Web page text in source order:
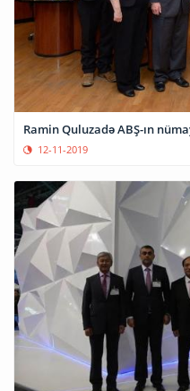
Ramin Quluzadə ABŞ-ın
12-11-2019